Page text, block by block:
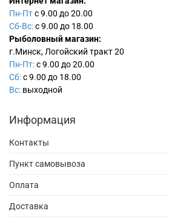
Пн-Птс 9.00 до 20.00
Сб-Вс:с 9.00 до 18.00
Рыболовный магазин:
г.Минск, Логойский тракт 20
Пн-Пт:с 9.00 до 20.00
Сб:с 9.00 до 18.00
Вс: выходной
Информация
Контакты
Пункт самовывоза
Оплата
Доставка